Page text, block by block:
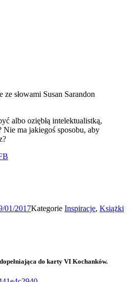
słowami Susan Sarandon
albo oziębłą intelektualistką,
Nie ma jakiegoś sposobu, aby
01/2017Kategorie Inspiracje, Książki
do karty VI Kochanków.